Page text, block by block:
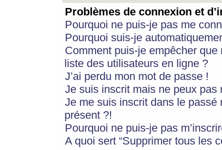
Problèmes de connexion et
Pourquoi ne puis-je pas me
Pourquoi suis-je
Comment puis-je empêcher
liste des utilisateurs en ligne ?
J’ai perdu mon mot de passe !
Je suis inscrit mais ne peux pas
Je me suis inscrit dans le
présent ?!
Pourquoi ne puis-je pas
A quoi sert “Supprimer tous les